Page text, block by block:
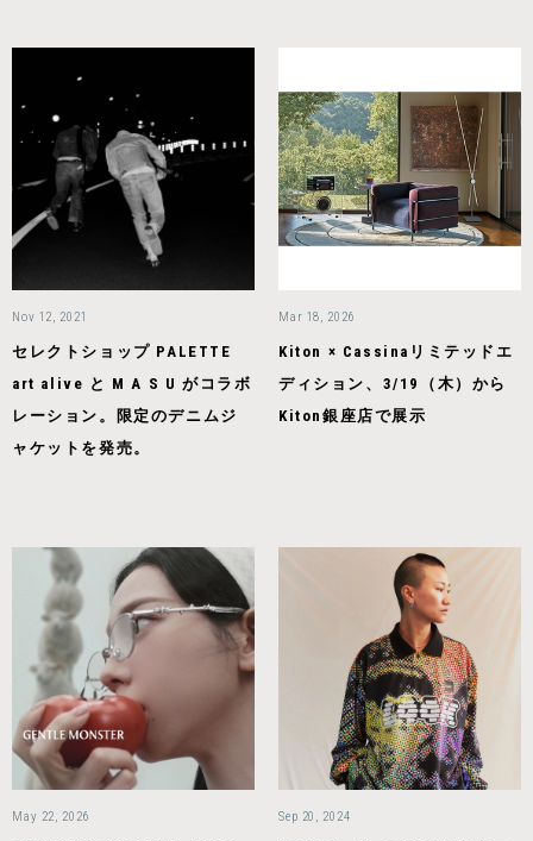
Nov 12, 2021
セレクトショップ PALETTE
art alive と M A S U がコラボ
レーション。限定のデニムジ
ャケットを発売。
Mar 18, 2026
Kiton × Cassinaリミテッドエ
ディション、3/19（木）から
Kiton銀座店で展示
May 22, 2026 Sep 20, 2024